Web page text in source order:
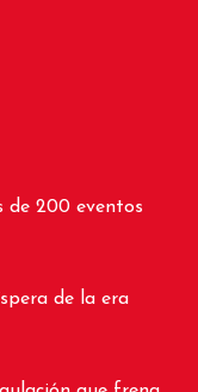
de 200 eventos
de la era